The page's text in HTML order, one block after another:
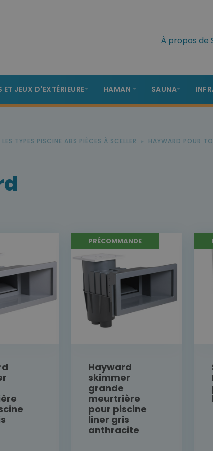
À propos de
ET JEUX D'EXTÉRIEURE HAMAN SAUNA
TYPES PISCINE ABS PIÈCES À SCELLER HAYWARD POUR
PRÉCOMMANDE
Hayward
skimmer
grande
meurtrière
pour piscine
liner gris
anthracite